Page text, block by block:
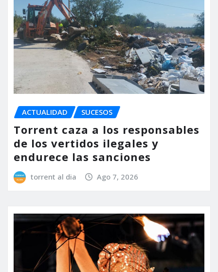
ACTUALIDAD SUCESOS
Torrent caza a los responsables
de los vertidos ilegales y
endurece las sanciones
torrent al dia Ago 7, 2026